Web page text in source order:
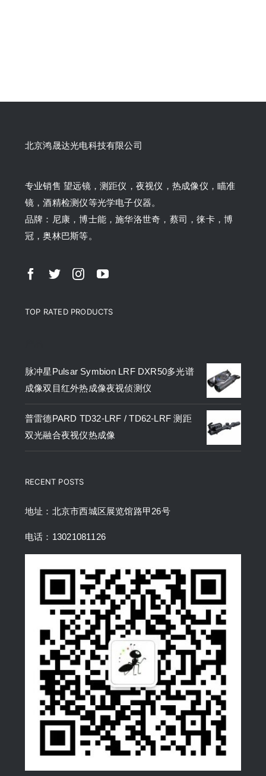
北京鸿晟达光电科技有限公司
专业销售 望远镜，测距仪，夜视仪，热成像仪，瞄准
镜，酒精检测仪等光学电子仪器。
品牌：尼康，博士能，施华洛世奇，蔡司，徕卡，博
冠，奥林巴斯等。
TOP RATED PRODUCTS
脉冲星Pulsar Symbion LRF DXR50多光谱
成像双目红外热成像夜视侦测仪
普雷德PARD TD32-LRF / TD62-LRF 测距
双光融合夜视仪热成像
RECENT POSTS
地址：北京市西城区展览馆路甲26号
电话：13021081126